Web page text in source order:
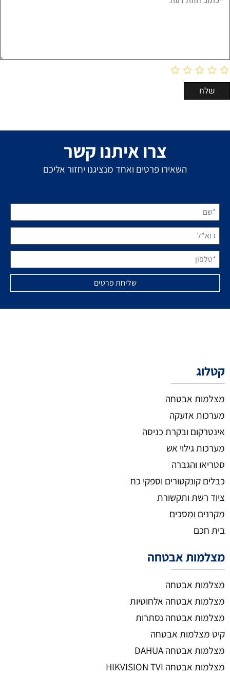
צרו איתנו קשר
השאירו פרטים ואחד מנציגנו יחזור אליכם
קטלוג
מצלמות אבטחה
מערכות אזעקה
אינטרקום ובקרת כניסה
מערכות גילוי אש
סטריאו והגברה
כבלים קונקטורים וספקי כח
ציוד רשת ותקשורת
מקרנים ומסכים
בית חכם
מצלמות אבטחה
מצלמות אבטחה
מצלמות אבטחה אלחוטיות
מצלמות אבטחה נסתרות
קיט מצלמות אבטחה
מצלמות אבטחה DAHUA
מצלמות אבטחה HIKVISION TVI